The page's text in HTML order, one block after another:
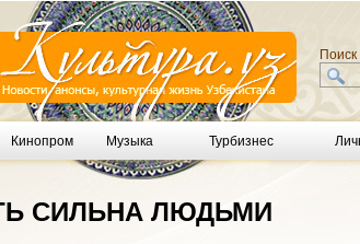
Поиск
Кинопром Музыка Турбизнес
СИЛЬНА ЛЮДЬМИ